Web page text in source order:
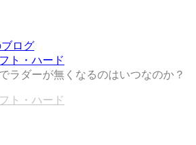
ログ
ト・ハード
ラダーが無くなるのはいつなのか？
ト・ハード